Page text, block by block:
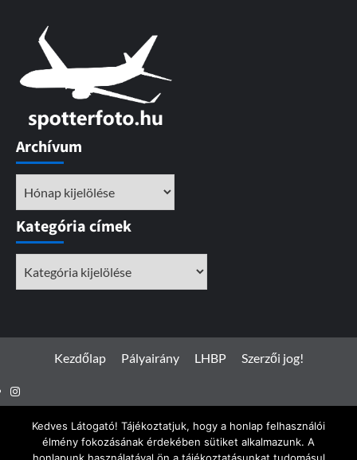
Archívum
Kategória címek
Kezdőlap Pályairány LHBP Szerzői jog!
Instagram
Kedves Látogató! Tájékoztatjuk, hogy a honlap felhasználói
élmény fokozásának érdekében sütiket alkalmazunk. A